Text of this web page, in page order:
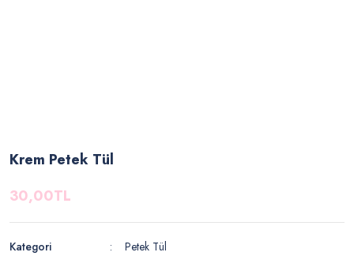
Krem Petek Tül
30,00TL
Kategori
Petek Tül